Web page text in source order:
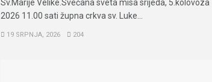
Sv.Marije Velike.Svečana sveta misa srijeda, 5.kolovoza
2026 11.00 sati župna crkva sv. Luke...
19 SRPNJA, 2026 204